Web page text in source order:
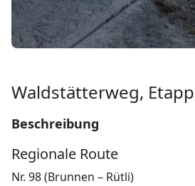
Waldstätterweg,
Beschreibung
Regionale Route
Nr. 98 (Brunnen – Rütli)